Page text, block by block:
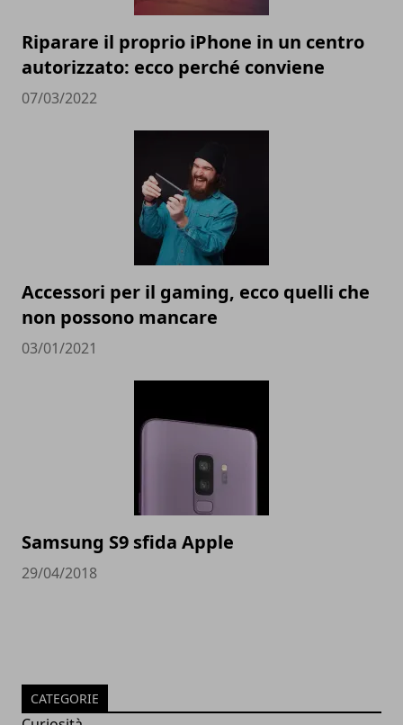
Riparare il proprio iPhone in un centro
autorizzato: ecco perché conviene
07/03/2022
Accessori per il gaming, ecco quelli che
non possono mancare
03/01/2021
Samsung S9 sfida Apple
29/04/2018
CATEGORIE